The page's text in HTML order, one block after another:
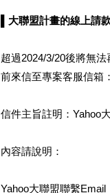
▌大聯盟計畫的線上請
超過2024/3/20後將無
前來信至專案客服信箱：
信件主旨註明：Yahoo
內容請說明：
Yahoo大聯盟聯繫